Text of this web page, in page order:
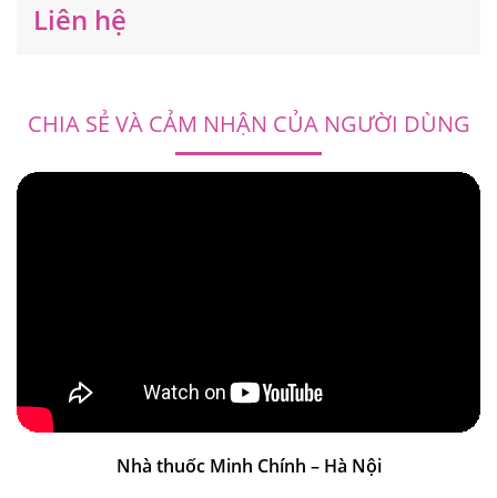
Liên hệ
CHIA SẺ VÀ CẢM NHẬN CỦA NGƯỜI DÙNG
Nhà thuốc Minh Chính – Hà Nội